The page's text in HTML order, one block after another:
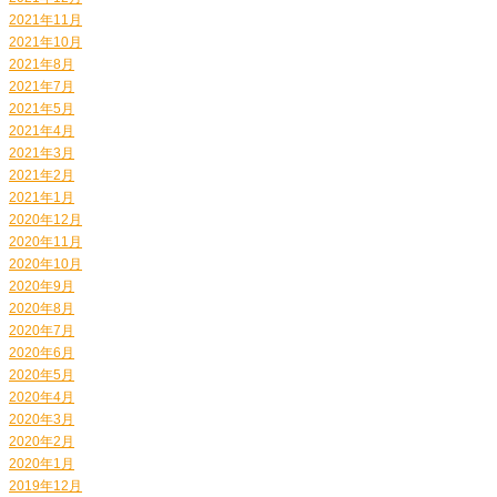
2021年11月
2021年10月
2021年8月
2021年7月
2021年5月
2021年4月
2021年3月
2021年2月
2021年1月
2020年12月
2020年11月
2020年10月
2020年9月
2020年8月
2020年7月
2020年6月
2020年5月
2020年4月
2020年3月
2020年2月
2020年1月
2019年12月